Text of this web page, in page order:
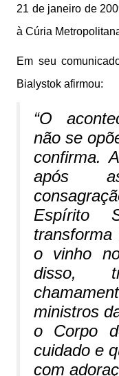
21 de janeiro de
à Cúria
Em seu
Bialystok afirmou:
“O
não se
confirma.
após
Espírito
o vinho
disso,
ministros
o Corpo
cuidado e
com